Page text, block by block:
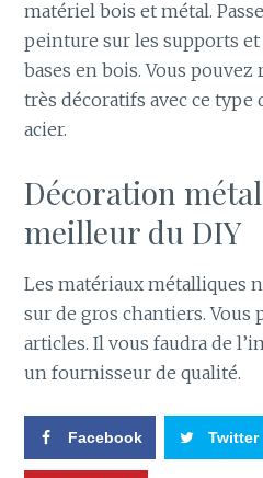
matériel bois et métal.
peinture sur les supports et
bases en bois. Vous pouvez
très décoratifs avec ce
acier.
Décoration
meilleur du DIY
Les matériaux métalliques
sur de gros chantiers. Vous
articles. Il vous faudra de
un fournisseur de qualité.
Facebook Twitter